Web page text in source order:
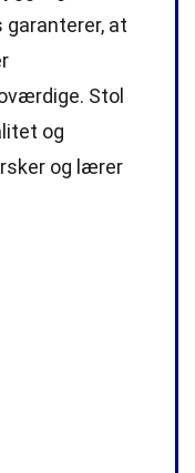
garanterer, at
Stol
og
og lærer